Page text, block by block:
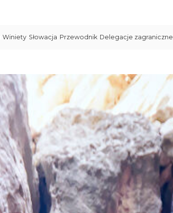
Winiety Słowacja Przewodnik Delegacje zagraniczne